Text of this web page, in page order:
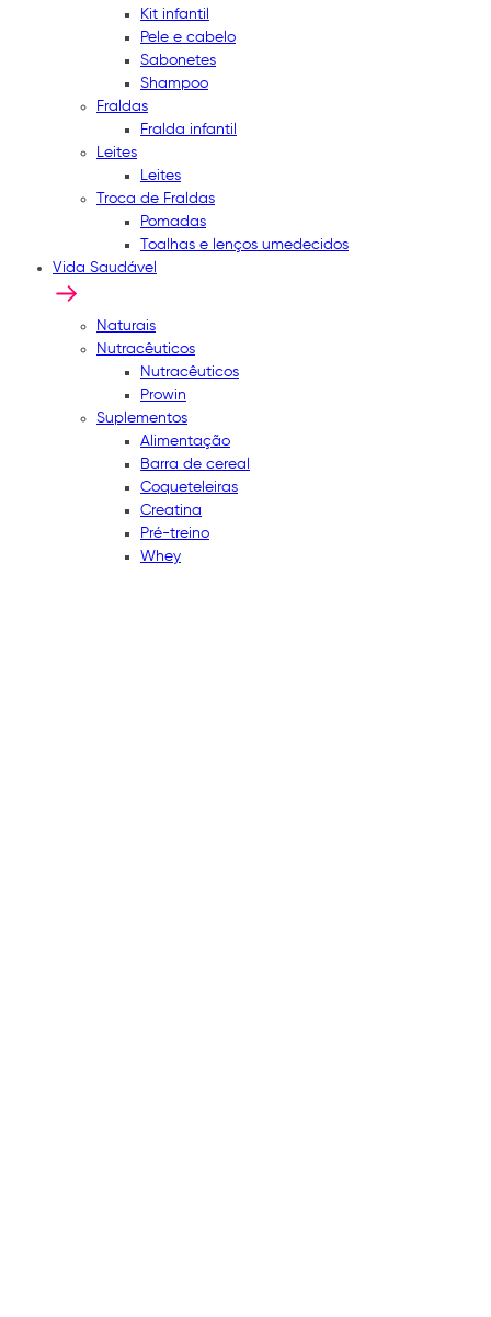
Kit infantil
Pele e cabelo
Sabonetes
Shampoo
Fraldas
Fralda infantil
Leites
Leites
Troca de Fraldas
Pomadas
Toalhas e lenços umedecidos
Vida Saudável
Naturais
Nutracêuticos
Nutracêuticos
Prowin
Suplementos
Alimentação
Barra de cereal
Coqueteleiras
Creatina
Pré-treino
Whey